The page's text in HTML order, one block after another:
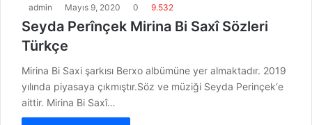
admin Mayıs 9, 2020 0 9.532
Seyda Perînçek Mirina Bi Saxî Sözleri
Türkçe
Mirina Bi Saxi şarkısı Berxo albümüne yer almaktadır. 2019
yılında piyasaya çıkmıştır.Söz ve müziği Seyda Perinçek‘e
aittir. Mirina Bi Saxî…